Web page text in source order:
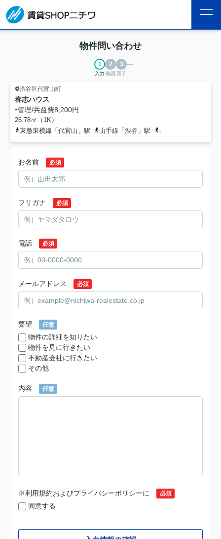
物件問い合わせ
入力 確認完了
渋谷区代官山町
春志ハウス
-管理/共益費8,200円
26.78㎡（1K）
東急東横線「代官山」駅
山手線「渋谷」駅 -
お名前 必須
フリガナ 必須
電話 必須
メールアドレス 必須
要望 任意
物件の詳細を知りたい
物件を見に行きたい
不動産会社に行きたい
その他
内容 任意
※利用規約およびプライバシーポリシーに 必須
同意する